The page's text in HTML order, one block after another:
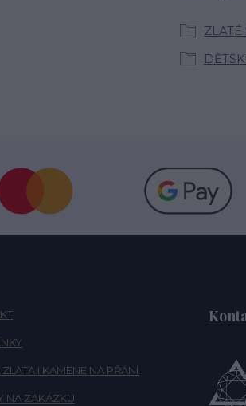
ZLATÉ
I KAMENE NA PŘÁNÍ
NA ZAKÁZKU